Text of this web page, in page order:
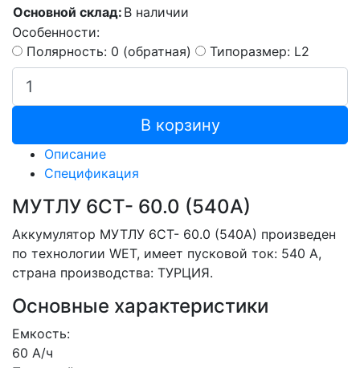
Основной склад: В наличии
Особенности:
Полярность: 0 (обратная)
Типоразмер: L2
В корзину
Описание
Спецификация
МУТЛУ 6СТ- 60.0 (540А)
Аккумулятор МУТЛУ 6СТ- 60.0 (540А) произведен
по технологии WET, имеет пусковой ток: 540 A,
страна производства: ТУРЦИЯ.
Основные характеристики
Емкость:
60 А/ч